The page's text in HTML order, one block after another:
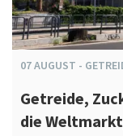
07AUGUST -
Getreide,
die